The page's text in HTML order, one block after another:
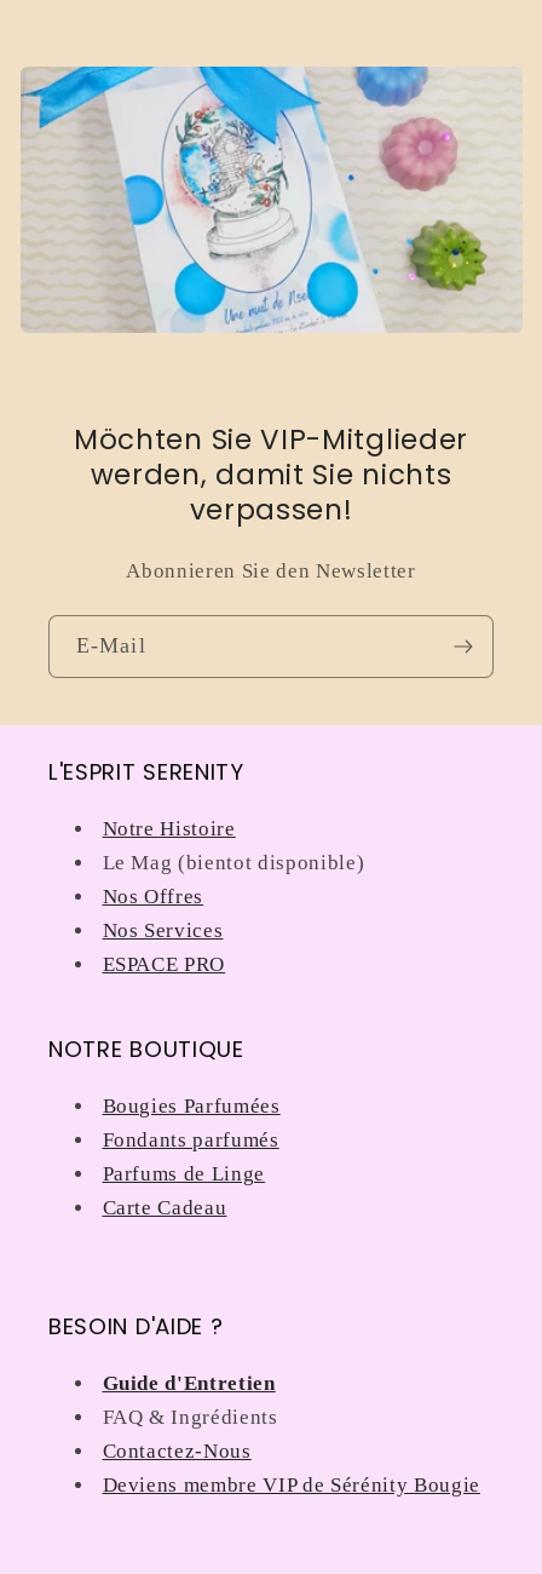
g
o
r
i
e
:
Möchten Sie VIP-Mitglieder
werden, damit Sie nichts
verpassen!
Abonnieren Sie den Newsletter
E-Mail
L'ESPRIT SERENITY
Notre Histoire
Le Mag (bientot disponible)
Nos Offres
Nos Services
ESPACE PRO
NOTRE BOUTIQUE
Bougies Parfumées
Fondants parfumés
Parfums de Linge
Carte Cadeau
BESOIN D'AIDE ?
Guide d'Entretien
FAQ & Ingrédients
Contactez-Nous
Deviens membre VIP de Sérénity Bougie